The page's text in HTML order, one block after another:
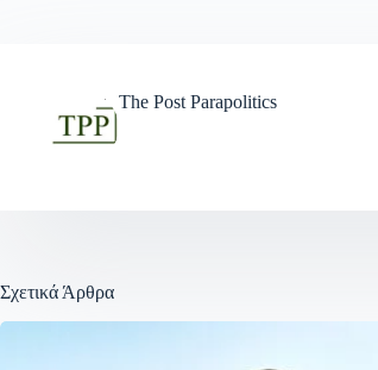
The Post Parapolitics
Σχετικά Άρθρα